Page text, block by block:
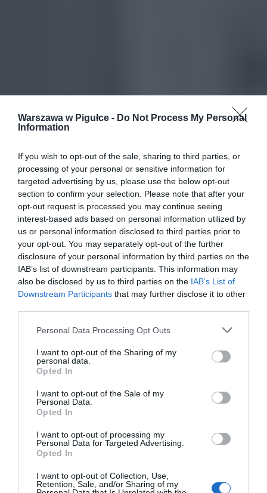
Warszawa w Pigułce - Do Not Process My Personal
Information
If you wish to opt-out of the sale, sharing to third parties, or
processing of your personal or sensitive information for
targeted advertising by us, please use the below opt-out
section to confirm your selection. Please note that after your
opt-out request is processed you may continue seeing
interest-based ads based on personal information utilized by
us or personal information disclosed to third parties prior to
your opt-out. You may separately opt-out of the further
disclosure of your personal information by third parties on the
IAB’s list of downstream participants. This information may
also be disclosed by us to third parties on the IAB’s List of
Downstream Participants that may further disclose it to other
Personal Data Processing Opt Outs
I want to opt-out of the Sharing of my
personal data.
Opted In
I want to opt-out of the Sale of my
Personal Data.
Opted In
I want to opt-out of processing my
Personal Data for Targeted Advertising.
Opted In
I want to opt-out of Collection, Use,
Retention, Sale, and/or Sharing of my